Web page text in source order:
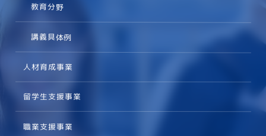
教育分野
講義具体例
人材育成事業
留学生支援事業
職業支援事業